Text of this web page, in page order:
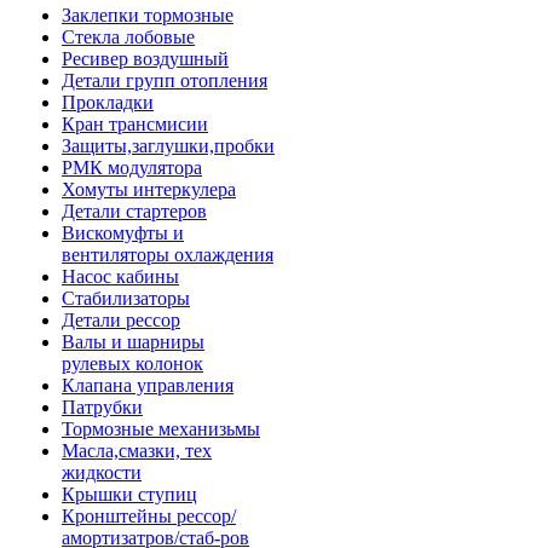
Заклепки тормозные
Стекла лобовые
Ресивер воздушный
Детали групп отопления
Прокладки
Кран трансмисии
Защиты,заглушки,пробки
РМК модулятора
Хомуты интеркулера
Детали стартеров
Вискомуфты и
вентиляторы охлаждения
Насос кабины
Стабилизаторы
Детали рессор
Валы и шарниры
рулевых колонок
Клапана управления
Патрубки
Тормозные механизьмы
Масла,смазки, тех
жидкости
Крышки ступиц
Кронштейны рессор/
амортизатров/стаб-ров